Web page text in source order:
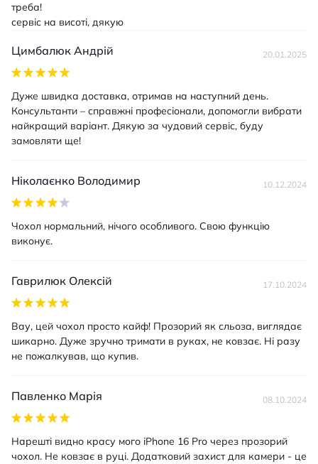
треба!
сервіс на висоті, дякую
Цимбалюк Андрій 20.01.2025
Дуже швидка доставка, отримав на наступний день.
Консультанти – справжні професіонали, допомогли вибрати
найкращий варіант. Дякую за чудовий сервіс, буду
замовляти ще!
Ніколаєнко Володимир 10.12.2024
Чохол нормальний, нічого особливого. Свою функцію
виконує.
Гаврилюк Олексій 17.10.2024
Вау, цей чохол просто кайф! Прозорий як сльоза, виглядає
шикарно. Дуже зручно тримати в руках, не ковзає. Ні разу
не пожалкував, що купив.
Павленко Марія 08.10.2024
Нарешті видно красу мого iPhone 16 Pro через прозорий
чохол. Не ковзає в руці. Додатковий захист для камери - це